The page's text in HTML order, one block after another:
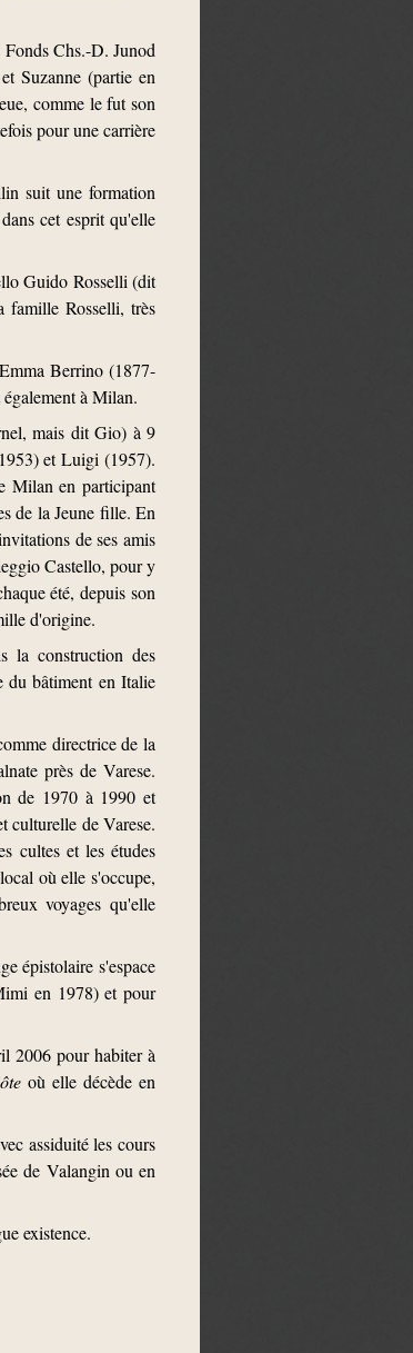
Chs.-D. Junod
Suzanne (partie en
comme le fut son
pour une carrière
suit une formation
cet esprit qu'elle
Guido Rosselli (dit
famille Rosselli, très
Berrino (1877-
à Milan.
mais dit Gio) à 9
et Luigi (1957).
Milan en participant
de la Jeune fille. En
de ses amis
Castello, pour y
été, depuis son
d'origine.
la construction des
du bâtiment en Italie
directrice de la
près de Varese.
de 1970 à 1990 et
culturelle de Varese.
cultes et les études
où elle s'occupe,
voyages qu'elle
épistolaire s'espace
en 1978) et pour
2006 pour habiter à
où elle décède en
assiduité les cours
de Valangin ou en
existence.